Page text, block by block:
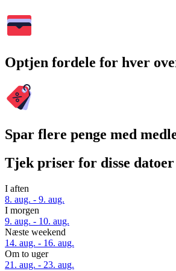
Optjen fordele for hver
Spar flere penge med
Tjek priser for disse datoer
I aften
8. aug. - 9. aug.
I morgen
9. aug. - 10. aug.
Næste weekend
14. aug. - 16. aug.
Om to uger
21. aug. - 23. aug.